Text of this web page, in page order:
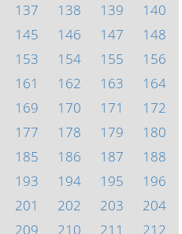
137 138 139
140
145 146 147
148
153 154 155
156
161 162 163
164
169 170 171
172
177 178 179
180
185 186 187
188
193 194 195
196
201 202 203
204
209 210 211
212